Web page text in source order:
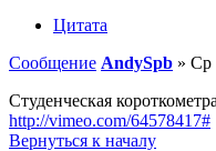
Цитата
Сообщение AndySpb » Ср
Студенческая
http://vimeo.com/64578417#
Вернуться к началу